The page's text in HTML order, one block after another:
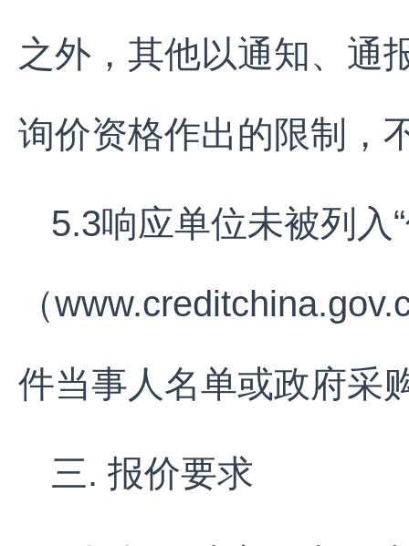
之外，其他以通知、通
询价资格作出的限制，
5.3响应单位未被列入
（
件当事人名单或政府采
三. 报价要求